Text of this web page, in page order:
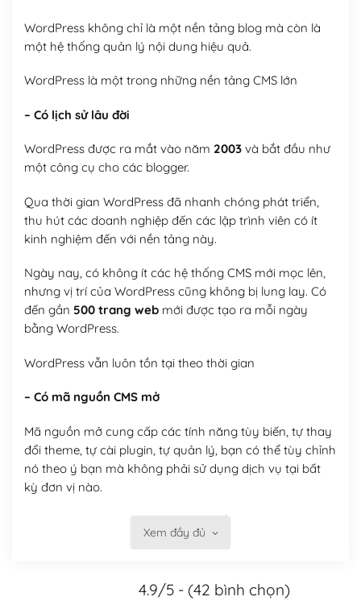
WordPress không chỉ là một nền tảng blog mà còn là
một hệ thống quản lý nội dung hiệu quả.
WordPress là một trong những nền tảng CMS lớn
– Có lịch sử lâu đời
WordPress được ra mắt vào năm 2003và bắt đầu như
một công cụ cho các blogger.
Qua thời gian WordPress đã nhanh chóng phát triển,
thu hút các doanh nghiệp đến các lập trình viên có ít
kinh nghiệm đến với nền tảng này.
Ngày nay, có không ít các hệ thống CMS mới mọc lên,
nhưng vị trí của WordPress cũng không bị lung lay. Có
đến gần 500 trang webmới được tạo ra mỗi ngày
bằng WordPress.
WordPress vẫn luôn tồn tại theo thời gian
– Có mã nguồn CMS mở
Mã nguồn mở cung cấp các tính năng tùy biến, tự thay
đổi theme, tự cài plugin, tự quản lý, bạn có thể tùy chỉnh
nó theo ý bạn mà không phải sử dụng dịch vụ tại bất
kỳ đơn vị nào.
Xem đầy đủ
4.9/5 - (42 bình chọn)